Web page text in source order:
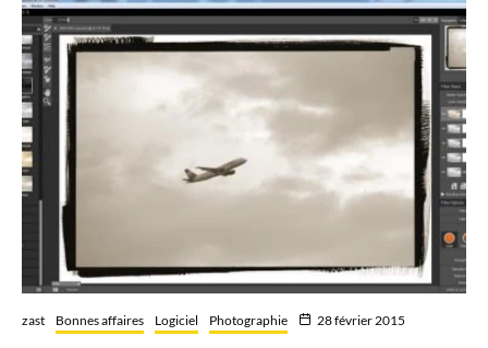
zast Bonnes affaires Logiciel Photographie 28 février 2015